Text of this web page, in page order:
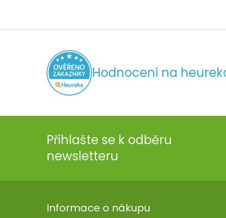
Hodnocení na
Přihlašte se k odběru
newsletteru
Informace o nákupu